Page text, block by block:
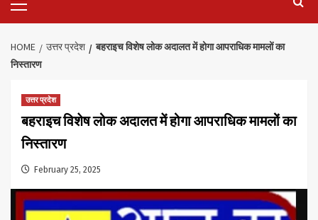
Menu
HOME उत्तर प्रदेश
बहराइच विशेष लोक अदालत में होगा आपराधिक मामलों का
निस्तारण
उत्तर प्रदेश
बहराइच विशेष लोक अदालत में होगा आपराधिक मामलों का
निस्तारण
February 25, 2025